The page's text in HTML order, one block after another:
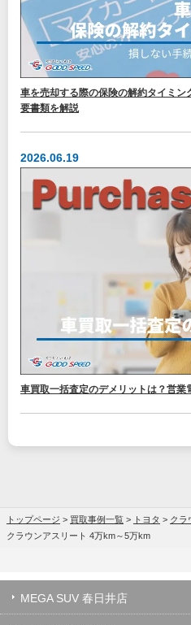
車を売却する際の保険の解約タイミ
要書類を解説
2026.06.19
車買取一括査定のデメリットは？営業
トップページ > 買取事例一覧 > トヨタ > クラ
クラウンアスリート 4万km～5万km
MEGA SUV 春日井店